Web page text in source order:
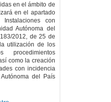
en el ámbito de
en el apartado
con
Autónoma del
2012, de 25 de
utilización de los
como la creación
con incidencia
del País